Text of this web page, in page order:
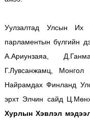
Уулзалтад Улсын Их
парламентын бүлгийн
А.Ариунзаяа,
Г.Лувсанжамц,
Найрамдах Финланд
эрхт Элчин сайд
Хурлын Хэвлэл